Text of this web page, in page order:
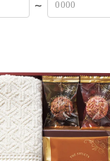
~